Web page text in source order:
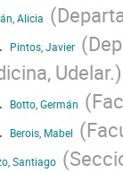
Alicia (
Pintos, Javier (
Udelar.)
Botto, Germán (
Berois, Mabel (
Santiago (